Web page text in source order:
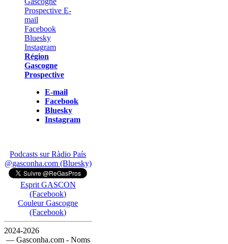
Région
Gascogne
Prospective
E-mail
Facebook
Bluesky
Instagram
Podcasts sur Ràdio País
@gasconha.com (Bluesky)
Esprit GASCON
(Facebook)
Couleur Gascogne
(Facebook)
2024-2026
— Gasconha.com - Noms